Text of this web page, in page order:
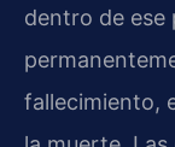
dentro de ese
fallecimiento,